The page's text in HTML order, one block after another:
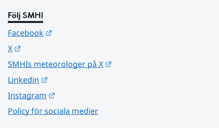
Följ SMHI
Facebook
X
SMHIs meteorologer på X
Linkedin
Instagram
Policy för sociala medier